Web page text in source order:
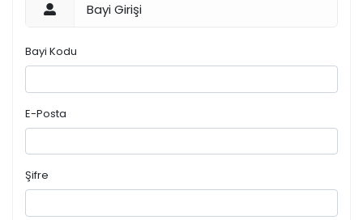
Bayi Girişi
Bayi Kodu
E-Posta
Şifre